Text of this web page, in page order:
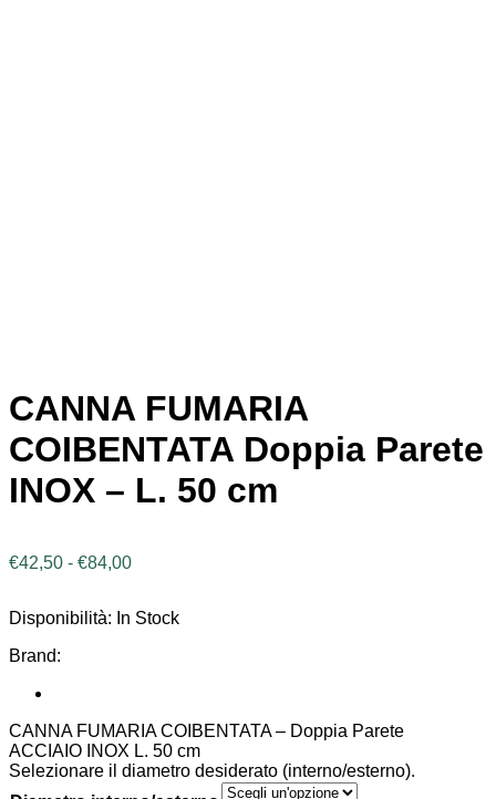
CANNA FUMARIA
COIBENTATA Doppia Parete
INOX – L. 50 cm
€42,50 - €84,00Fascia
da
Disponibilità: In Stock
Brand:
CANNA FUMARIA COIBENTATA – Doppia Parete
ACCIAIO INOX L. 50 cm
Selezionare il diametro desiderato (interno/esterno).